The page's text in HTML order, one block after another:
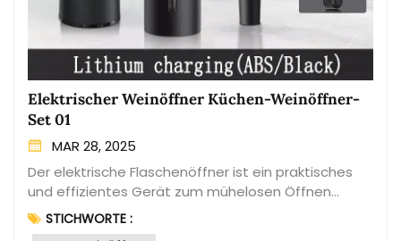
Elektrischer Weinöffner Küchen-Weinöffner-
Set 01
MAR 28, 2025
Der elektrische Flaschenöffner ist ein praktisches
und effizientes Gerät zum mühelosen Öffnen
verschiedener Flaschentypen. Er ist ein beliebtes
Küchenwerkzeug, das Komfort und
STICHWORTE :